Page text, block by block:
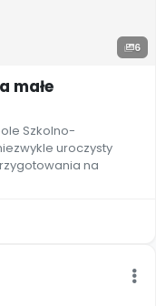
6
małe
Szkolno-
uroczysty
na